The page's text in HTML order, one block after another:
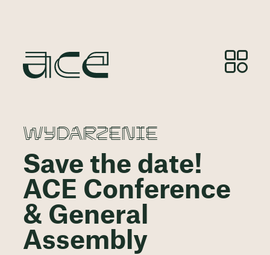
WYDARZENIE
Save the date!
ACE Conference
& General
Assembly